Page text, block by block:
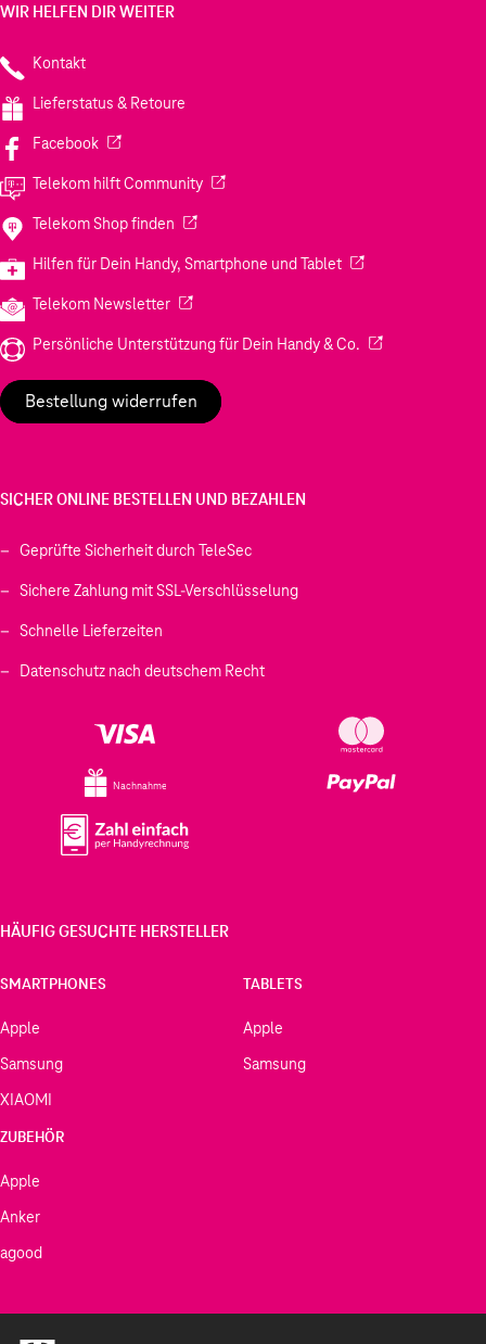
WIR HELFEN DIR WEITER
Kontakt
Lieferstatus & Retoure
Facebook(Wird in einem neuen Tab geöffnet)
Telekom hilft Community(Wird in einem neuen Tab geöffnet)
Telekom Shop finden (Wird in einem neuen Tab geöffnet)
Hilfen für Dein Handy, Smartphone und Tablet(Wird in einem
Telekom Newsletter(Wird in einem neuen Tab geöffnet)
Persönliche Unterstützung für Dein Handy & Co. (Wird in einem
Bestellung widerrufen
SICHER ONLINE BESTELLEN UND BEZAHLEN
Geprüfte Sicherheit durch TeleSec
Sichere Zahlung mit SSL-Verschlüsselung
Schnelle Lieferzeiten
Datenschutz nach deutschem Recht
Nachnahme
HÄUFIG GESUCHTE HERSTELLER
SMARTPHONES
Apple
Samsung
XIAOMI
TABLETS
Apple
Samsung
ZUBEHÖR
Apple
Anker
agood